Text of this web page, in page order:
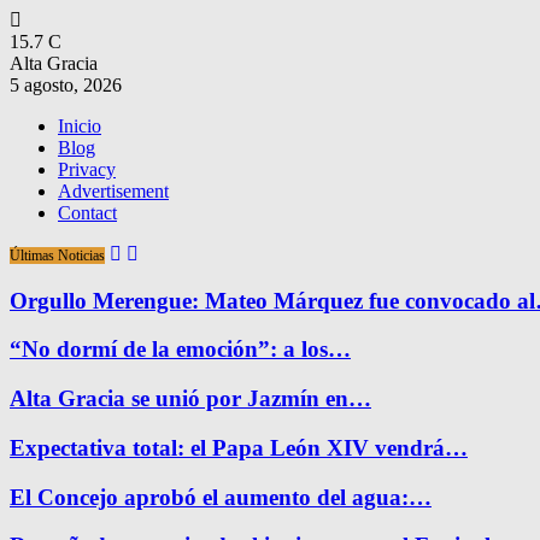
15.7 C
Alta Gracia
5 agosto, 2026
Inicio
Blog
Privacy
Advertisement
Contact
Últimas Noticias
Orgullo Merengue: Mateo Márquez fue convocado
“No dormí de la emoción”: a los…
Alta Gracia se unió por Jazmín en…
Expectativa total: el Papa León XIV vendrá…
El Concejo aprobó el aumento del agua:…